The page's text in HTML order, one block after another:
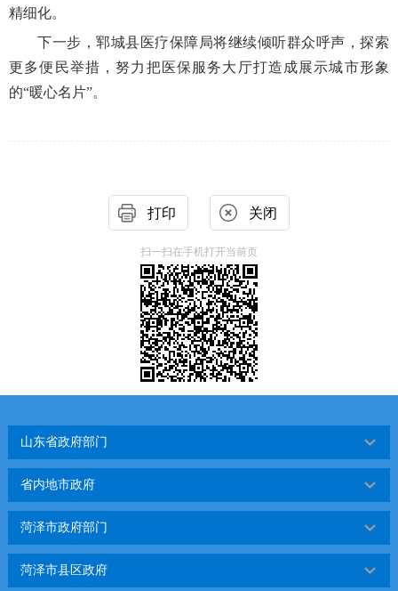
精细化。
下一步，郓城县医疗保障局将继续倾听群众呼声，探索
更多便民举措，努力把医保服务大厅打造成展示城市形象
的“暖心名片”。
打印 关闭
扫一扫在手机打开当前页
山东省政府部门
省内地市政府
菏泽市政府部门
菏泽市县区政府